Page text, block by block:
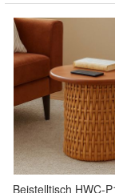
Beistelltisch HWC-